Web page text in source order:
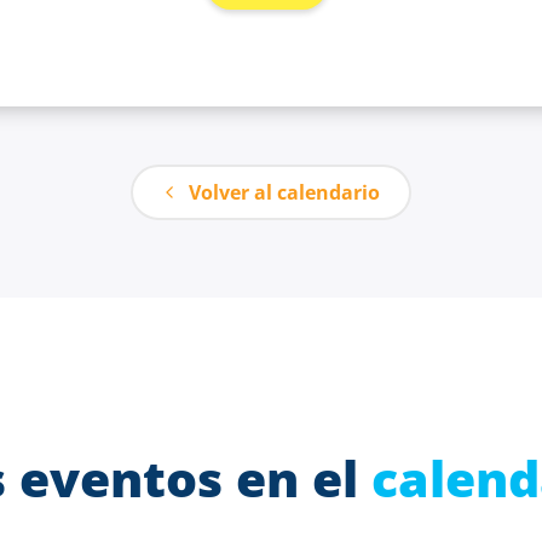
Volver al calendario
eventos en el